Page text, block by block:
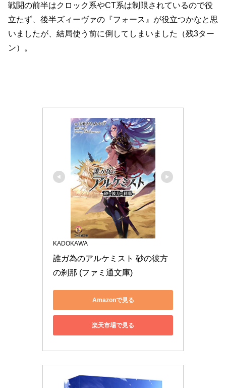
戦闘の前半はクロック系やCT系は制限されているので役
立たず、後半ズィーヴァの『フォース』が役立つかなと思
いましたが、結局使う前に倒してしまいました（残3ター
ン）。
KADOKAWA
誰ガ為のアルケミスト 砂の彼方
の刹那 (ファミ通文庫)
Amazonで見る
楽天市場で見る